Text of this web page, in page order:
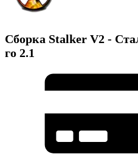
Сборка Stalker V2 -
го 2.1